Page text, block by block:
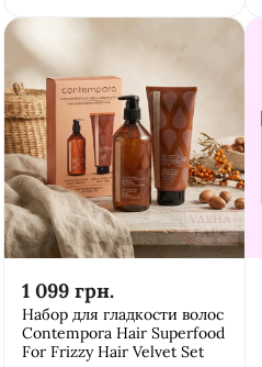
1 099 грн.
Набор для гладкости волос
Contempora Hair Superfood
For Frizzy Hair Velvet Set